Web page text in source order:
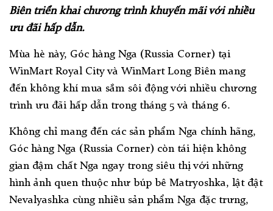
Biêntriển khai chương trình khuyến mãi với nhiều
ưu đãi hấp dẫn.
Mùa hè này, Góc hàng Nga (Russia Corner) tại
WinMart Royal City và WinMart Long Biên mang
đến không khí mua sắm sôi động với nhiều chương
trình ưu đãi hấp dẫn trong tháng 5 và tháng 6.
Không chỉ mang đến các sản phẩm Nga chính hãng,
Góc hàng Nga (Russia Corner) còn tái hiện không
gian đậm chất Nga ngay trong siêu thị với những
hình ảnh quen thuộc như búp bê Matryoshka, lật đật
Nevalyashka cùng nhiều sản phẩm Nga đặc trưng,